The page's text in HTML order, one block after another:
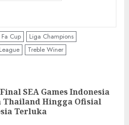
Fa Cup
Liga Champions
Treble Winer
SEA Games Indonesia
Thailand Hingga Ofisial
Terluka